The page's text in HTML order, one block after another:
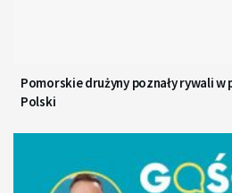
Pomorskie drużyny poznały rywali w
Polski